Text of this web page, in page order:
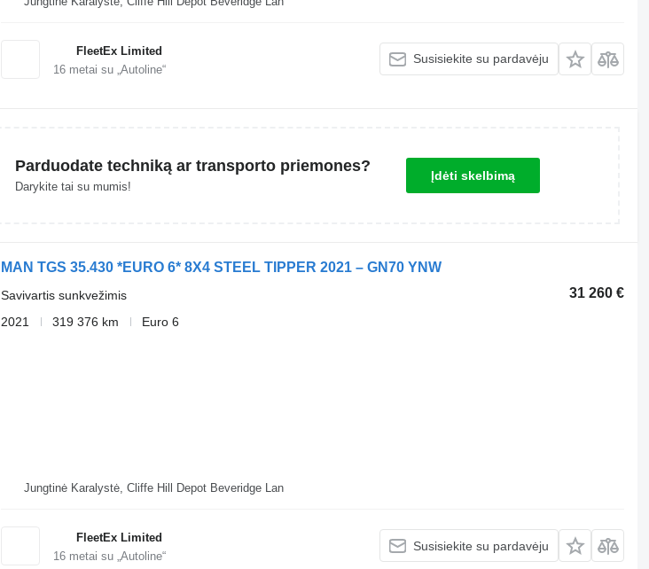
FleetEx Limited
16metai su „Autoline“
Susisiekite su pardavėju
Parduodate techniką ar transporto priemones?
Darykite tai su mumis!
Įdėti skelbimą
MAN TGS 35.430 *EURO 6* 8X4 STEEL TIPPER 2021 – GN70 YNW
31 260 €
Savivartis sunkvežimis
2021
319 376 km Euro 6
Jungtinė Karalystė, Cliffe Hill Depot Beveridge Lan
FleetEx Limited
16metai su „Autoline“
Susisiekite su pardavėju